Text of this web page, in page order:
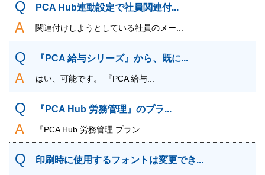
PCA Hub連動設定で社員関連付...
関連付けしようとしている社員のメー...
『PCA 給与シリーズ』から、既に...
はい、可能です。 『PCA 給与...
『PCA Hub 労務管理』のプラ...
『PCA Hub 労務管理 プラン...
印刷時に使用するフォントは変更でき...